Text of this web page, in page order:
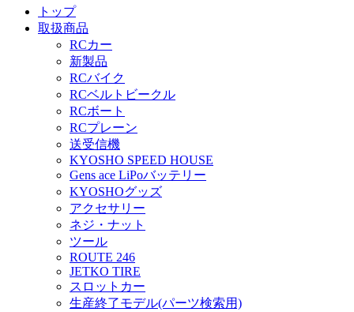
トップ
取扱商品
RCカー
新製品
RCバイク
RCベルトビークル
RCボート
RCプレーン
送受信機
KYOSHO SPEED HOUSE
Gens ace LiPoバッテリー
KYOSHOグッズ
アクセサリー
ネジ・ナット
ツール
ROUTE 246
JETKO TIRE
スロットカー
生産終了モデル(パーツ検索用)